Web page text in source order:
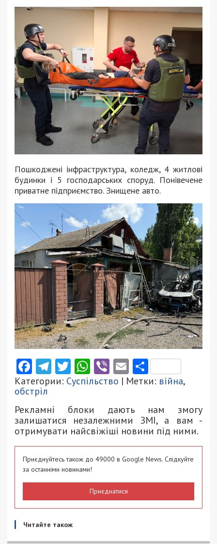
Пошкоджені інфраструктура, коледж, 4 житлові
будинки і 5 господарських споруд. Понівечене
приватне підприємство. Знищене авто.
Facebook
Telegram
Twitter
WhatsApp
ViberEmail
Категории: Суспільство | Метки: війна,
обстріл
Рекламні блоки дають нам змогу
залишатися незалежними ЗМІ, а вам -
отримувати найсвіжіші новини під ними.
Приєднуйтесь також до 49000 в Google News. Слідкуйте
за останніми новинами!
Приєднатися
Читайте також